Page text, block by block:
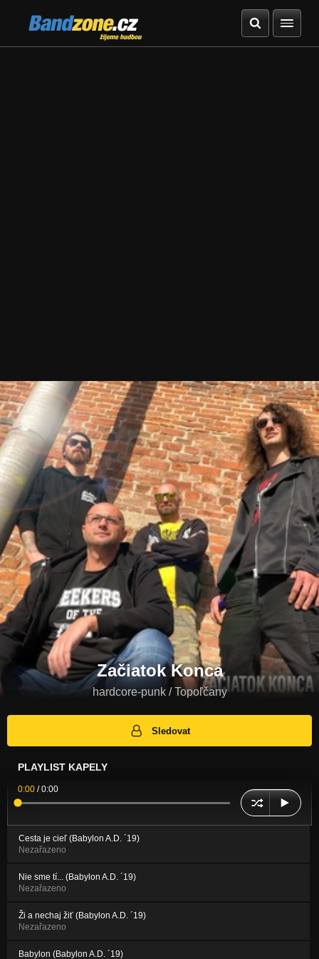
Bandzone.cz
žijeme hudbou
Začiatok Konca
hardcore-punk / Topoľčany
Sledovat
PLAYLIST KAPELY
0:00 /0:00
Cesta je cieľ (Babylon A.D. ´19)
Nezařazeno
Nie sme tí... (Babylon A.D. ´19)
Nezařazeno
Ži a nechaj žiť (Babylon A.D. ´19)
Nezařazeno
Babylon (Babylon A.D. ´19)